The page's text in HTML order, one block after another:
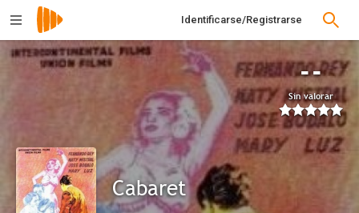
Identificarse/Registrarse
--
Sin valorar
Cabaret